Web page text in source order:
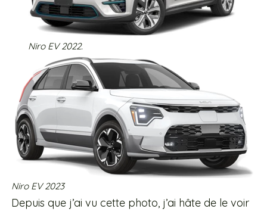
Niro EV 2022.
Niro EV 2023
Depuis que j’ai vu cette photo, j’ai hâte de le voir